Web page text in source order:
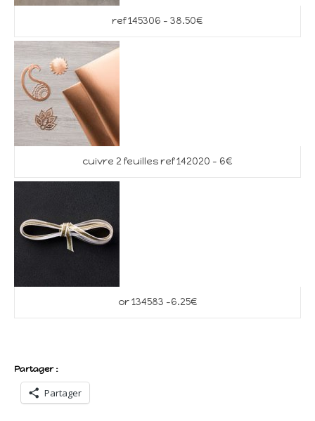
ref 145306 – 38.50€
cuivre 2 feuilles ref 142020 – 6€
or 134583 -6.25€
Partager :
Partager